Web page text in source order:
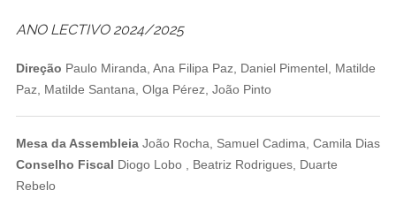
ANO LECTIVO 2024/2025
Direção Paulo Miranda, Ana Filipa Paz, Daniel Pimentel, Matilde
Paz, Matilde Santana, Olga Pérez, João Pinto
Mesa da AssembleiaJoão Rocha, Samuel Cadima, Camila Dias
Conselho Fiscal Diogo Lobo , Beatriz Rodrigues, Duarte
Rebelo